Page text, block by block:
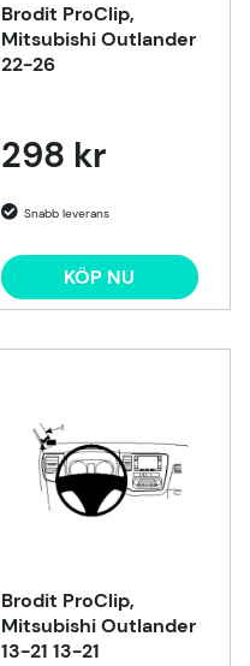
Brodit ProClip,
Mitsubishi Outlander
22-26
298 kr
KÖP NU
Brodit ProClip,
Mitsubishi Outlander
13-21 13-21